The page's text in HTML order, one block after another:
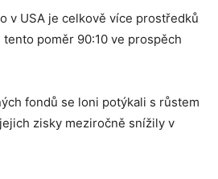
v USA je celkově více prostředků
poměr 90:10 ve prospěch
fondů se loni potýkali s růstem
zisky meziročně snížily v